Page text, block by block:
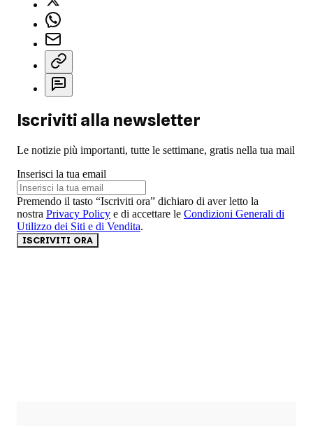
Iscriviti alla newsletter
Le notizie più importanti, tutte le settimane, gratis nella tua mail
Inserisci la tua email
Premendo il tasto “Iscriviti ora” dichiaro di aver letto la
nostra Privacy Policy e di accettare le Condizioni Generali di
Utilizzo dei Siti e di Vendita.
ISCRIVITI ORA